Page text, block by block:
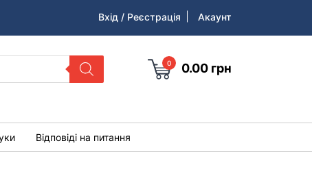
Вхід / Реєстрація Акаунт
0 0.00 грн
Відповіді на питання